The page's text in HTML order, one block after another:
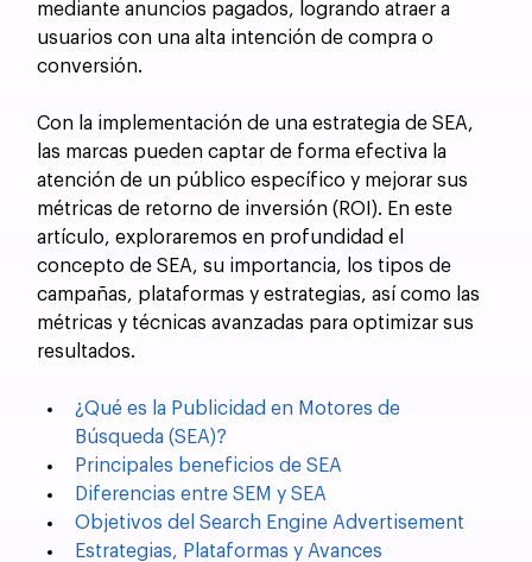
mediante anuncios pagados, logrando atraer a
usuarios con una alta intención de compra o
conversión.
Con la implementación de una estrategia de SEA,
las marcas pueden captar de forma efectiva la
atención de un público específico y mejorar sus
métricas de retorno de inversión (ROI). En este
artículo, exploraremos en profundidad el
concepto de SEA, su importancia, los tipos de
campañas, plataformas y estrategias, así como las
métricas y técnicas avanzadas para optimizar sus
resultados.
¿Qué es la Publicidad en Motores de
Búsqueda (SEA)?
Principales beneficios de SEA
Diferencias entre SEM y SEA
Objetivos del Search Engine Advertisement
Estrategias, Plataformas y Avances